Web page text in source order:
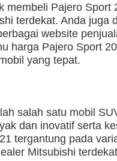
membeli Pajero Sport
terdekat. Anda juga
website
harga Pajero Sport
yang tepat.
salah satu mobil
dan inovatif serta
tergantung pada
Mitsubishi